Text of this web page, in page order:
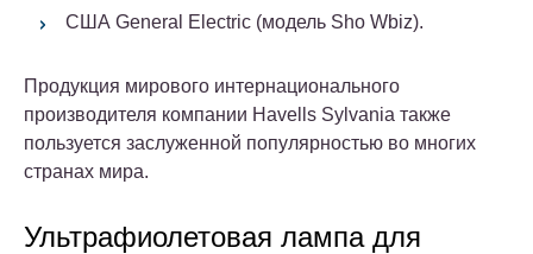
США General Electric (модель Sho Wbiz).
Продукция мирового интернационального
производителя компании Havells Sylvania также
пользуется заслуженной популярностью во многих
странах мира.
Ультрафиолетовая лампа для